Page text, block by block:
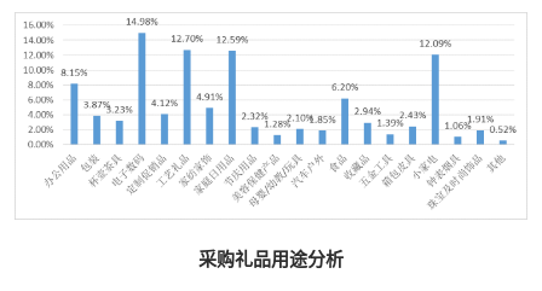
采购礼品用途分析